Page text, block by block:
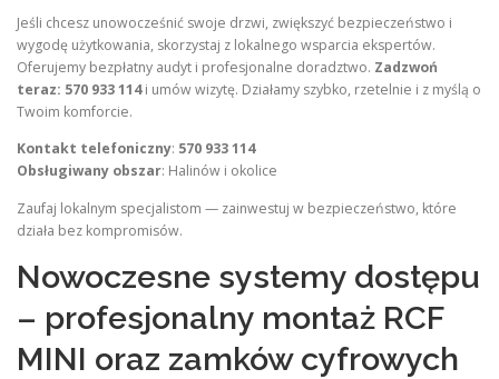
Jeśli chcesz unowocześnić swoje drzwi, zwiększyć bezpieczeństwo i
wygodę użytkowania, skorzystaj z lokalnego wsparcia ekspertów.
Oferujemy bezpłatny audyt i profesjonalne doradztwo. Zadzwoń
teraz: 570 933 114i umów wizytę. Działamy szybko, rzetelnie i z myślą o
Twoim komforcie.
Kontakt telefoniczny: 570 933 114
Obsługiwany obszar: Halinów i okolice
Zaufaj lokalnym specjalistom — zainwestuj w bezpieczeństwo, które
działa bez kompromisów.
Nowoczesne systemy dostępu
– profesjonalny montaż RCF
MINI oraz zamków cyfrowych